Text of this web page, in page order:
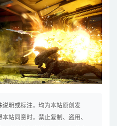
明或标注，均为本站原创发
站同意时，禁止复制、盗用、